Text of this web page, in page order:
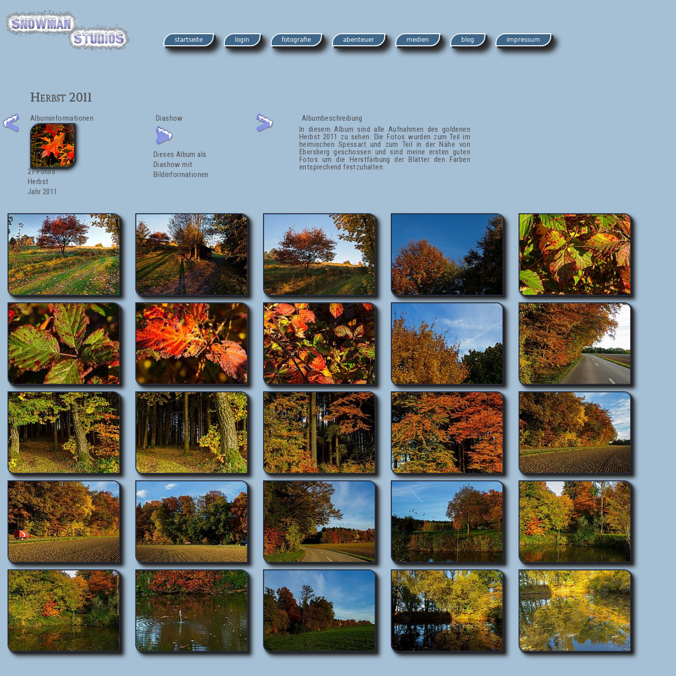
startseite login fotografie abenteuer medien blog impressum
Herbst 2011
Albuminformationen
21 Fotos
Herbst
Jahr 2011
Diashow
Dieses Album als
Diashow mit
Bildinformationen
Albumbeschreibung
In diesem Album sind alle Aufnahmen des goldenen
Herbst 2011 zu sehen. Die Fotos wurden zum Teil im
heimischen Spessart und zum Teil in der Nähe von
Ebersberg geschossen und sind meine ersten guten
Fotos um die Herstfärbung der Blätter den Farben
entsprechend festzuhalten.